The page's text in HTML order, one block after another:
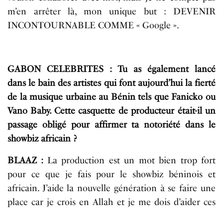
m’en arrêter là, mon unique but : DEVENIR
INCONTOURNABLE COMME « Google ».
GABON CELEBRITES : Tu as également lancé
dans le bain des artistes qui font aujourd’hui la fierté
de la musique urbaine au Bénin tels que Fanicko ou
Vano Baby. Cette casquette de producteur était-il un
passage obligé pour affirmer ta notoriété dans le
showbiz africain ?
BLAAZ : La production est un mot bien trop fort
pour ce que je fais pour le showbiz béninois et
africain. J’aide la nouvelle génération à se faire une
place car je crois en Allah et je me dois d’aider ces